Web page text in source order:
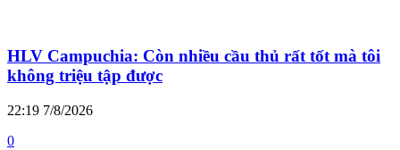
HLV Campuchia: Còn nhiều cầu thủ rất tốt mà tôi
không triệu tập được
22:19 7/8/2026
0